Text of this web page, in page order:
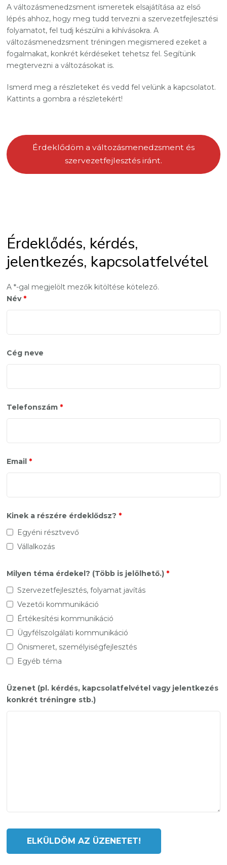
A változásmenedzsment ismeretek elsajátítása az első
lépés ahhoz, hogy meg tudd tervezni a szervezetfejlesztési
folyamatot, fel tudj készülni a kihívásokra. A
változásmenedzsment tréningen megismered ezeket a
fogalmakat, konkrét kérdéseket tehetsz fel. Segítünk
megtervezni a változásokat is.
Ismerd meg a részleteket és vedd fel velünk a kapcsolatot.
Kattints a gombra a részletekért!
Érdeklődöm a változásmenedzsment és
szervezetfejlesztés iránt.
Érdeklődés, kérdés,
jelentkezés, kapcsolatfelvétel
A *-gal megjelölt mezők kitöltése kötelező.
Név *
Cég neve
Telefonszám *
Email *
Kinek a részére érdeklődsz? *
Egyéni résztvevő
Vállalkozás
Milyen téma érdekel? (Több is jelölhető.) *
Szervezetfejlesztés, folyamat javítás
Vezetői kommunikáció
Értékesítési kommunikáció
Ügyfélszolgálati kommunikáció
Önismeret, személyiségfejlesztés
Egyéb téma
Üzenet (pl. kérdés, kapcsolatfelvétel vagy jelentkezés
konkrét tréningre stb.)